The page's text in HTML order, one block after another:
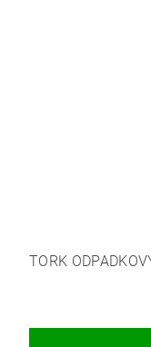
TORK